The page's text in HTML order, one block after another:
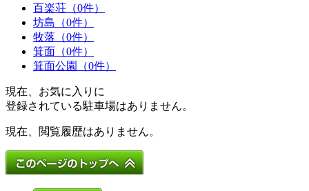
百楽荘（0件）
坊島（0件）
牧落（0件）
箕面（0件）
箕面公園（0件）
現在、お気に入りに
登録されている駐車場はありません。
現在、閲覧履歴はありません。